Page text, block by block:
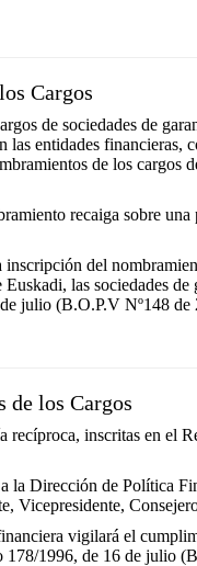
Cargos
de sociedades de
las entidades financieras,
de los cargos
recaiga sobre
inscripción del
las sociedades
julio (B.O.P.V Nº148 de
de los Cargos
recíproca, inscritas en el
la Dirección de Política
Vicepresidente,
vigilará el
178/1996, de 16 de julio